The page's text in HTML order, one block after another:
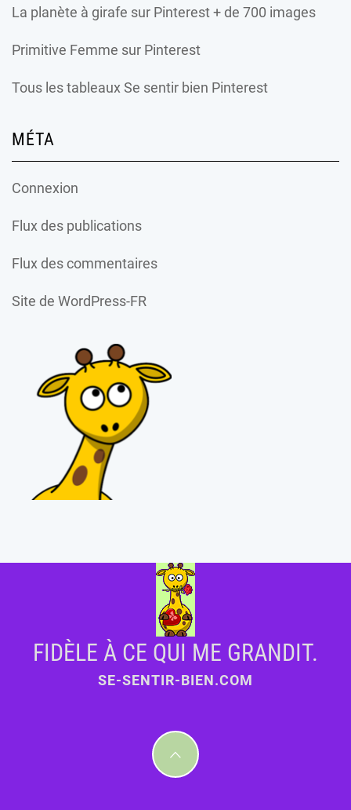
La planète à girafe sur Pinterest + de 700 images
Primitive Femme sur Pinterest
Tous les tableaux Se sentir bien Pinterest
MÉTA
Connexion
Flux des publications
Flux des commentaires
Site de WordPress-FR
FIDÈLE À CE QUI ME GRANDIT.
SE-SENTIR-BIEN.COM